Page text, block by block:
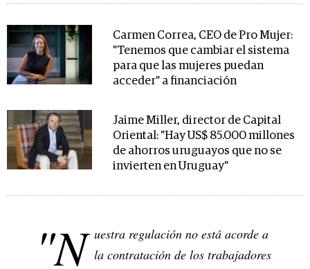
Carmen Correa, CEO de Pro Mujer:
"Tenemos que cambiar el sistema
para que las mujeres puedan
acceder" a financiación
Jaime Miller, director de Capital
Oriental: "Hay US$ 85.000 millones
de ahorros uruguayos que no se
invierten en Uruguay"
"N uestra regulación no está acorde a
la contratación de los trabajadores